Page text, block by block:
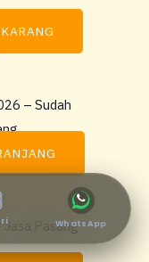
– Sudah
PasangWhatsApp